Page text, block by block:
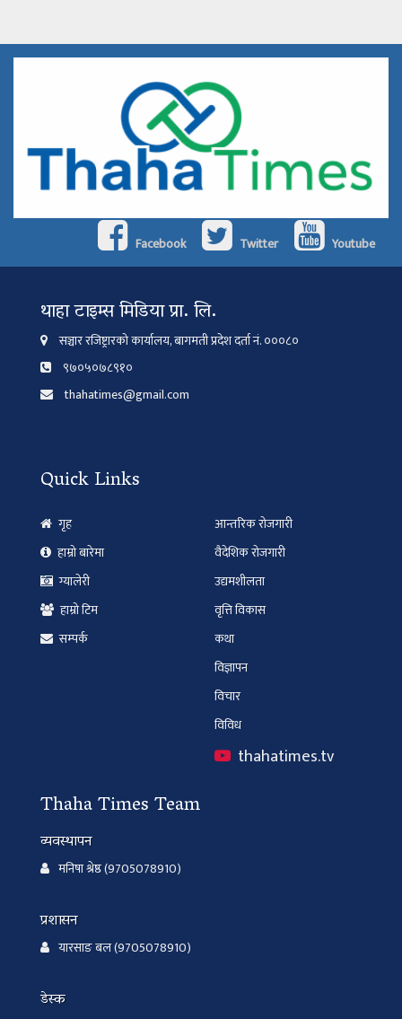
Facebook Twitter Youtube
थाहा टाइम्स मिडिया प्रा. लि.
सञ्चार रजिष्ट्रारको कार्यालय, बागमती प्रदेश दर्ता नं. ०००८०
९७०५०७८९१०
thahatimes@gmail.com
Quick Links
गृह
हाम्रो बारेमा
ग्यालेरी
हाम्रो टिम
सम्पर्क
आन्तरिक रोजगारी
वैदेशिक रोजगारी
उद्यमशीलता
वृत्ति विकास
कथा
विज्ञापन
विचार
विविध
thahatimes.tv
Thaha Times Team
व्यवस्थापन
मनिषा श्रेष्ठ (9705078910)
प्रशासन
यारसाङ बल (9705078910)
डेस्क